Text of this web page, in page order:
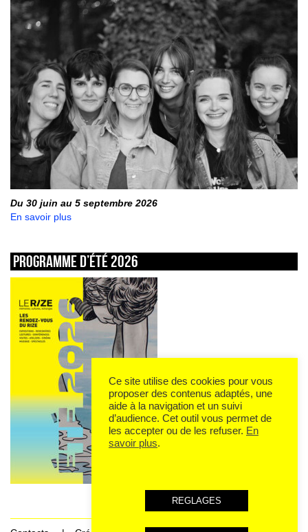
Du 30 juin au 5 septembre 2026
En savoir plus
Programme d’été 2026
Ce site utilise des cookies pour vous
proposer des contenus adaptés, une
aide à la navigation et un suivi
d’audience. Cet outil vous permet de
les accepter ou de les refuser. En
savoir plus.
REGLAGES